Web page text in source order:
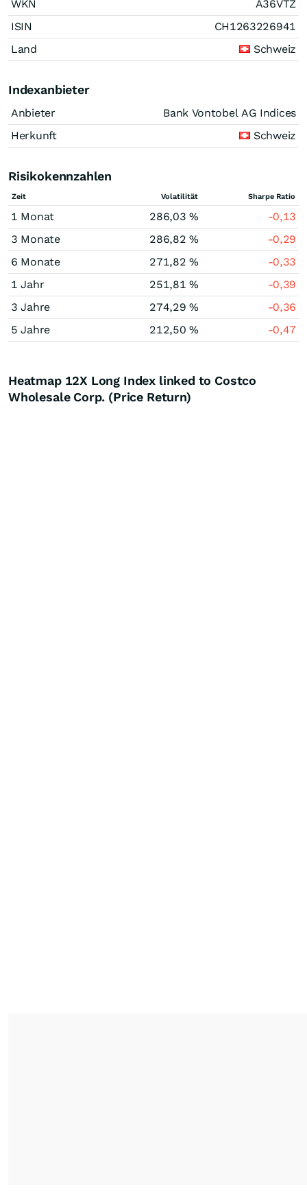
WKN
A36VTZ
ISIN
CH1263226941
Land
Schweiz
Indexanbieter
Anbieter
Bank Vontobel AG Indices
Herkunft
Schweiz
Risikokennzahlen
Zeit Volatilität Sharpe Ratio
1 Monat 286,03 %
-0,13
3 Monate
286,82 %
-0,29
6 Monate
271,82 %
-0,33
1 Jahr
251,81 %
-0,39
3 Jahre
274,29 %
-0,36
5 Jahre
212,50 % -0,47
Heatmap 12X Long Index linked to Costco
Wholesale Corp. (Price Return)